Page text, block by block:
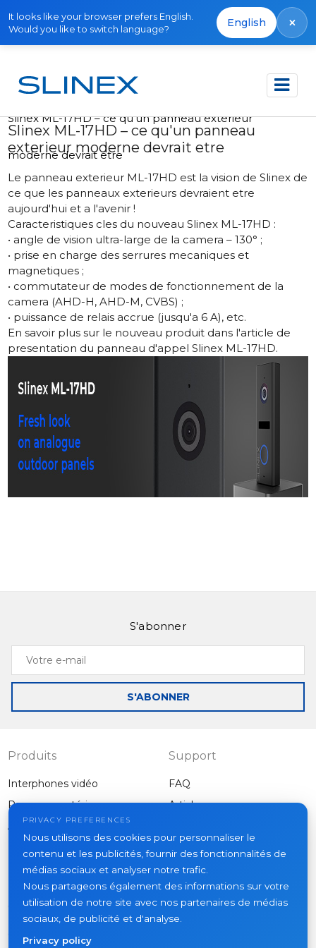
It looks like your browser prefers English.
Would you like to switch language?
English ×
Accueil Actualités
Slinex ML-17HD – ce qu'un panneau exterieur
moderne devrait etre
Slinex ML-17HD – ce qu'un panneau
exterieur moderne devrait etre
Le panneau exterieur ML-17HD est la vision de Slinex de
ce que les panneaux exterieurs devraient etre
aujourd'hui et a l'avenir !
Caracteristiques cles du nouveauSlinex ML-17HD :
• angle de vision ultra-large de la camera – 130° ;
• prise en charge des serrures mecaniques et
magnetiques ;
• commutateur de modes de fonctionnement de la
camera (AHD-H, AHD-M, CVBS) ;
• puissance de relais accrue (jusqu'a 6 A), etc.
En savoir plus sur le nouveau produit dans l'article de
presentation du panneau d'appel Slinex ML-17HD.
S'abonner
Votre
mail
S'ABONNER
Produits
Interphones vidéo
Panneaux extérieurs
Autres équipements
Support
FAQ
Articles
Projets
À propos
Actualités
Contacts
Où acheter
PRIVACY PREFERENCES
Nous utilisons des cookies pour personnaliser le
contenu et les publicités, fournir des fonctionnalités de
médias sociaux et analyser notre trafic.
Nous partageons également des informations sur votre
utilisation de notre site avec nos partenaires de médias
sociaux, de publicité et d'analyse.
Privacy policy